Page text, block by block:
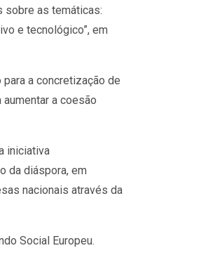
sobre as temáticas:
e tecnológico”, em
a concretização de
a coesão
iniciativa
da diáspora, em
nacionais através da
Social Europeu.